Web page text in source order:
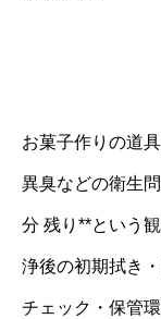
お菓子作りの道
異臭などの衛生
分 残り**という
浄後の初期拭き
チェック・保管